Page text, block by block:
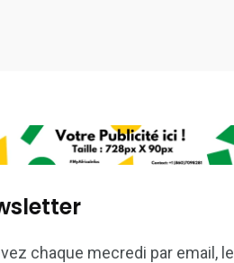
chaque mecredi par email, le